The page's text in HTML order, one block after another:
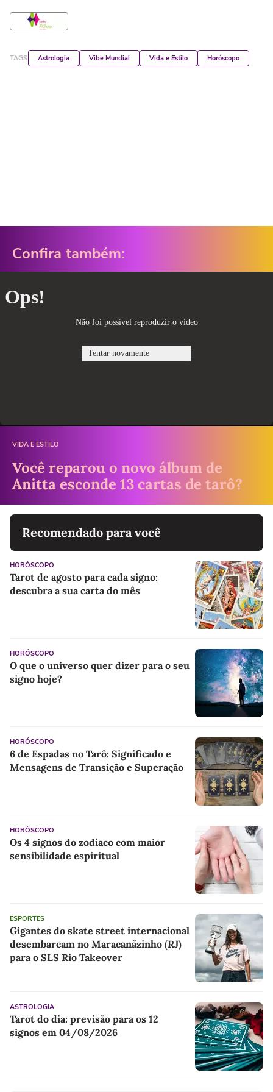
TAGS Astrologia Vibe Mundial Vida e Estilo Horóscopo
Confira também:
VIDA E ESTILO
Você reparou o novo álbum de
Anitta esconde 13 cartas de tarô?
Recomendado para você
HORÓSCOPO
Tarot de agosto para cada signo:
descubra a sua carta do mês
HORÓSCOPO
O que o universo quer dizer para o seu
signo hoje?
HORÓSCOPO
6 de Espadas no Tarô: Significado e
Mensagens de Transição e Superação
HORÓSCOPO
Os 4 signos do zodíaco com maior
sensibilidade espiritual
ESPORTES
Gigantes do skate street internacional
desembarcam no Maracanãzinho (RJ)
para o SLS Rio Takeover
ASTROLOGIA
Tarot do dia: previsão para os 12
signos em 04/08/2026